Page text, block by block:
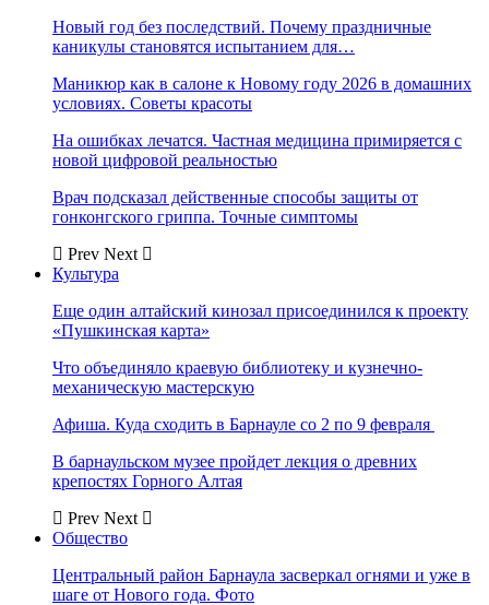
Новый год без последствий. Почему праздничные
каникулы становятся испытанием для…
Маникюр как в салоне к Новому году 2026 в домашних
условиях. Советы красоты
На ошибках лечатся. Частная медицина примиряется с
новой цифровой реальностью
Врач подсказал действенные способы защиты от
гонконгского гриппа. Точные симптомы
Prev Next
Культура
Еще один алтайский кинозал присоединился к проекту
«Пушкинская карта»
Что объединяло краевую библиотеку и кузнечно-
механическую мастерскую
Афиша. Куда сходить в Барнауле со 2 по 9 февраля
В барнаульском музее пройдет лекция о древних
крепостях Горного Алтая
Prev Next
Общество
Центральный район Барнаула засверкал огнями и уже в
шаге от Нового года. Фото